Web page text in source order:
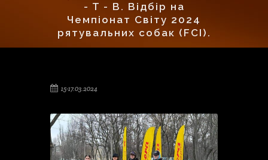
- T - B. Відбір на
Чемпіонат Світу 2024
рятувальних собак (FCI).
15-17.03.2024